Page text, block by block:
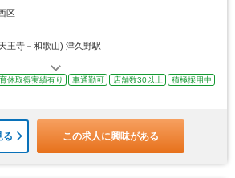
区
王寺－和歌山) 津久野駅
休取得実績有り 車通勤可 店舗数30以上
積極採用中
る この求人に興味がある